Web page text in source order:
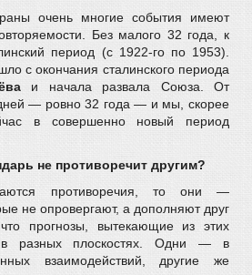
очень многие события имеют
Без малого 32 года, к
период (с 1922-го по 1953).
с окончания сталинского периода
и начала развала Союза. От
— ровно 32 года — и мы, скорее
в совершенно новый период
не противоречит другим?
противоречия, то они —
не опровергают, а дополняют друг
прогнозы, вытекающие из этих
в разных плоскостях. Одни — в
взаимодействий, другие же